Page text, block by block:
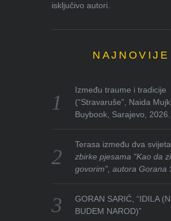
isključivo autori.
NAJNOVIJE
Između traume i tradicije
(“Stravaruše”, Naida
Buybook, Sarajevo,
Terasa između dva
zbirke pjesama “Kao da
govorim”, autora Gorana
GORAN SARIĆ, “IDILA
BUDEM NAROD)”